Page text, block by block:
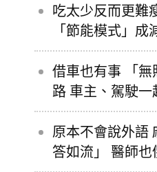
吃太少反而更難
「節能模式」
借車也有事 「
路 車主、駕駛一
原本不會說外語
答如流」 醫師也